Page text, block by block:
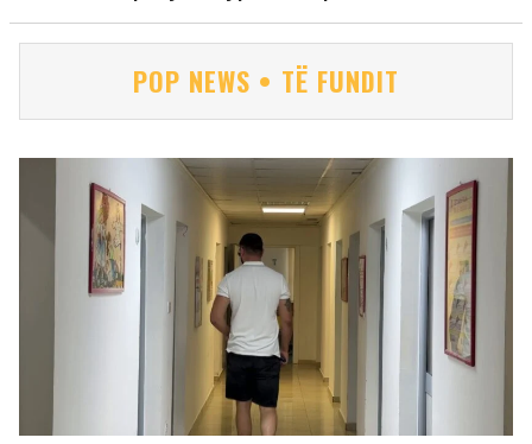
POP NEWS • TË FUNDIT